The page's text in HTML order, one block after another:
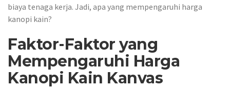
biaya tenaga kerja. Jadi, apa yang mempengaruhi harga
kanopi kain?
Faktor-Faktor yang
Mempengaruhi Harga
Kanopi Kain Kanvas